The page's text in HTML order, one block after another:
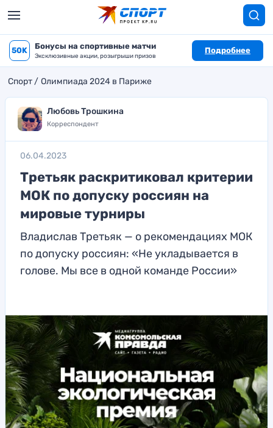
50K Бонусы на спортивные матчи
Эксклюзивные акции, розыгрыши призов
Подробнее
Спорт Олимпиада 2024 в Париже
Любовь Трошкина
Корреспондент
06.04.2023
Третьяк раскритиковал критерии
МОК по допуску россиян на
мировые турниры
Владислав Третьяк — о рекомендациях МОК
по допуску россиян: «Не укладывается в
голове. Мы все в одной команде России»